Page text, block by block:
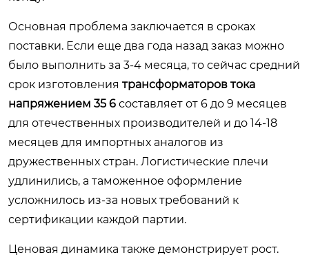
Основная проблема заключается в сроках
поставки. Если еще два года назад заказ можно
было выполнить за 3-4 месяца, то сейчас средний
срок изготовления трансформаторов тока
напряжением 35 6 составляет от 6 до 9 месяцев
для отечественных производителей и до 14-18
месяцев для импортных аналогов из
дружественных стран. Логистические плечи
удлинились, а таможенное оформление
усложнилось из-за новых требований к
сертификации каждой партии.
Ценовая динамика также демонстрирует рост.